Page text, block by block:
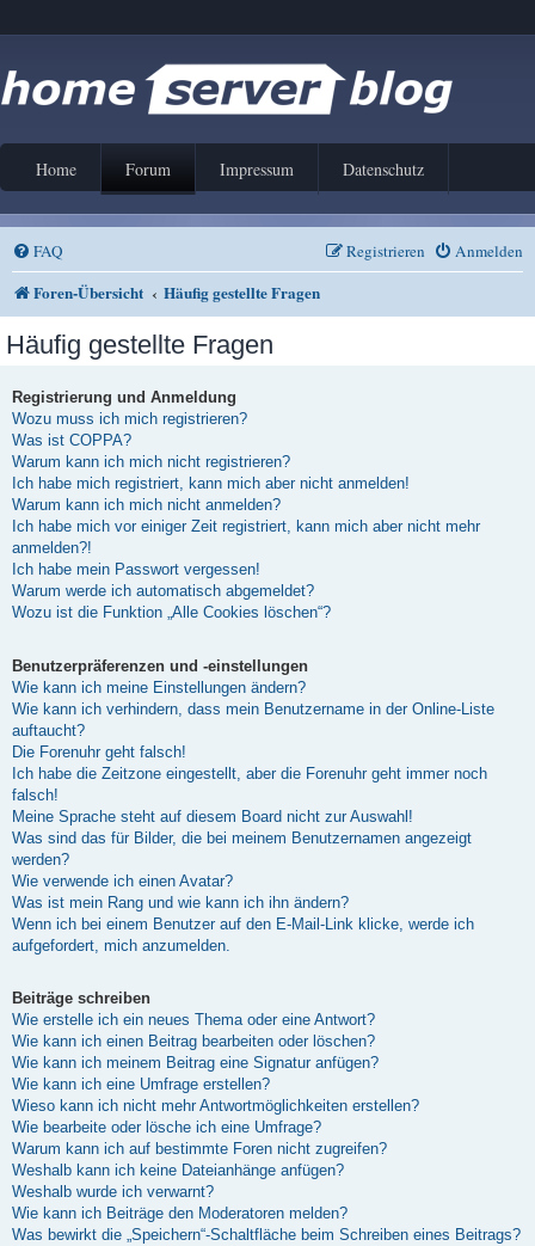
Home Forum Impressum Datenschutz
FAQ Anmelden
Registrieren
Foren-Übersicht Häufig gestellte Fragen
Häufig gestellte Fragen
Registrierung und Anmeldung
Wozu muss ich mich registrieren?
Was ist COPPA?
Warum kann ich mich nicht registrieren?
Ich habe mich registriert, kann mich aber nicht anmelden!
Warum kann ich mich nicht anmelden?
Ich habe mich vor einiger Zeit registriert, kann mich aber nicht mehr
anmelden?!
Ich habe mein Passwort vergessen!
Warum werde ich automatisch abgemeldet?
Wozu ist die Funktion „Alle Cookies löschen“?
Benutzerpräferenzen und -einstellungen
Wie kann ich meine Einstellungen ändern?
Wie kann ich verhindern, dass mein Benutzername in der Online-Liste
auftaucht?
Die Forenuhr geht falsch!
Ich habe die Zeitzone eingestellt, aber die Forenuhr geht immer noch
falsch!
Meine Sprache steht auf diesem Board nicht zur Auswahl!
Was sind das für Bilder, die bei meinem Benutzernamen angezeigt
werden?
Wie verwende ich einen Avatar?
Was ist mein Rang und wie kann ich ihn ändern?
Wenn ich bei einem Benutzer auf den E-Mail-Link klicke, werde ich
aufgefordert, mich anzumelden.
Beiträge schreiben
Wie erstelle ich ein neues Thema oder eine Antwort?
Wie kann ich einen Beitrag bearbeiten oder löschen?
Wie kann ich meinem Beitrag eine Signatur anfügen?
Wie kann ich eine Umfrage erstellen?
Wieso kann ich nicht mehr Antwortmöglichkeiten erstellen?
Wie bearbeite oder lösche ich eine Umfrage?
Warum kann ich auf bestimmte Foren nicht zugreifen?
Weshalb kann ich keine Dateianhänge anfügen?
Weshalb wurde ich verwarnt?
Wie kann ich Beiträge den Moderatoren melden?
Was bewirkt die „Speichern“-Schaltfläche beim Schreiben eines Beitrags?